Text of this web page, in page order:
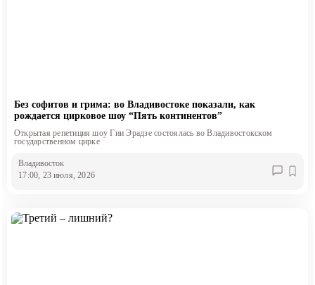
Без софитов и грима: во Владивостоке показали, как
рождается цирковое шоу “Пять континентов”
Открытая репетиция шоу Гии Эрадзе состоялась во Владивостокском
государственном цирке
Владивосток
17:00, 23 июля, 2026